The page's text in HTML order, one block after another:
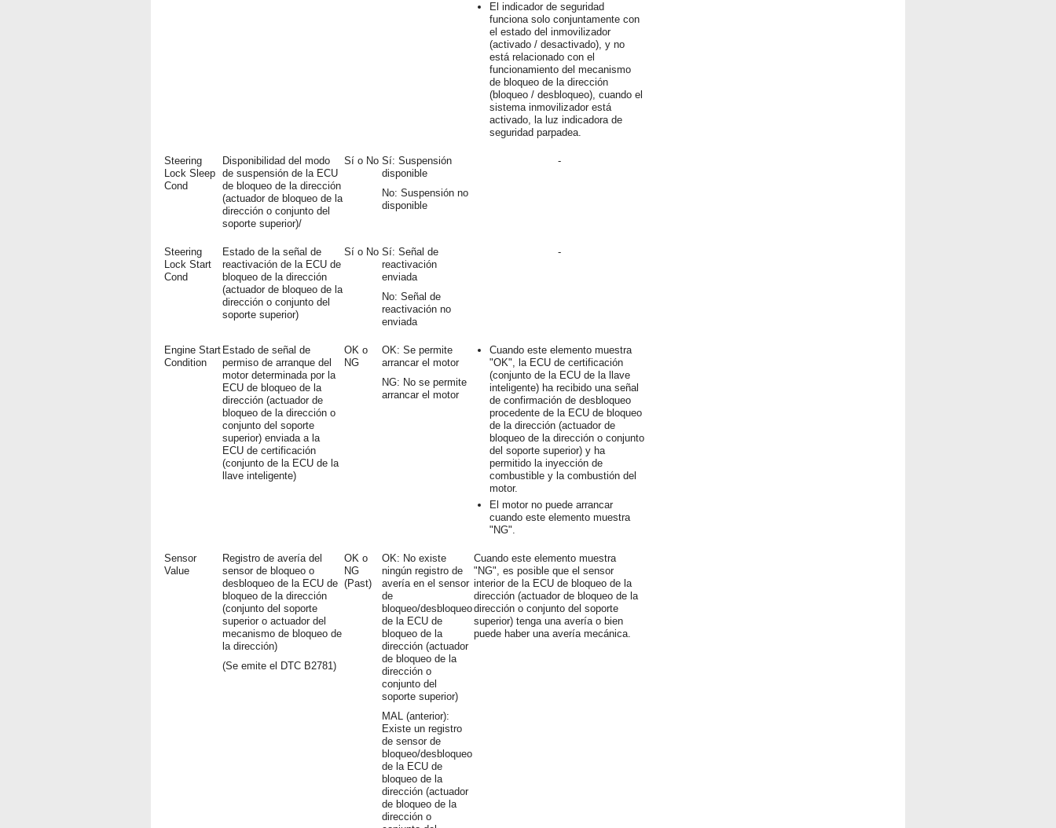
El indicador de seguridad
funciona solo conjuntamente con
el estado del inmovilizador
(activado / desactivado), y no
está relacionado con el
funcionamiento del mecanismo
de bloqueo de la dirección
(bloqueo / desbloqueo), cuando el
sistema inmovilizador está
activado, la luz indicadora de
seguridad parpadea.
Steering
Lock Sleep
Cond
Disponibilidad del modo
de suspensión de la ECU
de bloqueo de la dirección
(actuador de bloqueo de la
dirección o conjunto del
soporte superior)/
Sí o No Sí: Suspensión
disponible
No: Suspensión no
disponible
-
Steering
Lock Start
Cond
Estado de la señal de
reactivación de la ECU de
bloqueo de la dirección
(actuador de bloqueo de la
dirección o conjunto del
soporte superior)
Sí o No Sí: Señal de
reactivación
enviada
No: Señal de
reactivación no
enviada
-
Engine Start
Condition
Estado de señal de
permiso de arranque del
motor determinada por la
ECU de bloqueo de la
dirección (actuador de
bloqueo de la dirección o
conjunto del soporte
superior) enviada a la
ECU de certificación
(conjunto de la ECU de la
llave inteligente)
OK o
NG
OK: Se permite
arrancar el motor
NG: No se permite
arrancar el motor
Cuando este elemento muestra
"OK", la ECU de certificación
(conjunto de la ECU de la llave
inteligente) ha recibido una señal
de confirmación de desbloqueo
procedente de la ECU de bloqueo
de la dirección (actuador de
bloqueo de la dirección o conjunto
del soporte superior) y ha
permitido la inyección de
combustible y la combustión del
motor.
El motor no puede arrancar
cuando este elemento muestra
"NG".
Sensor
Value
Registro de avería del
sensor de bloqueo o
desbloqueo de la ECU de
bloqueo de la dirección
(conjunto del soporte
superior o actuador del
mecanismo de bloqueo de
la dirección)
(Se emite el DTC B2781)
OK o
NG
(Past)
OK: No existe
ningún registro de
avería en el sensor
de
bloqueo/desbloqueo
de la ECU de
bloqueo de la
dirección (actuador
de bloqueo de la
dirección o
conjunto del
soporte superior)
MAL (anterior):
Existe un registro
de sensor de
bloqueo/desbloqueo
de la ECU de
bloqueo de la
dirección (actuador
de bloqueo de la
dirección o
Cuando este elemento muestra
"NG", es posible que el sensor
interior de la ECU de bloqueo de la
dirección (actuador de bloqueo de la
dirección o conjunto del soporte
superior) tenga una avería o bien
puede haber una avería mecánica.